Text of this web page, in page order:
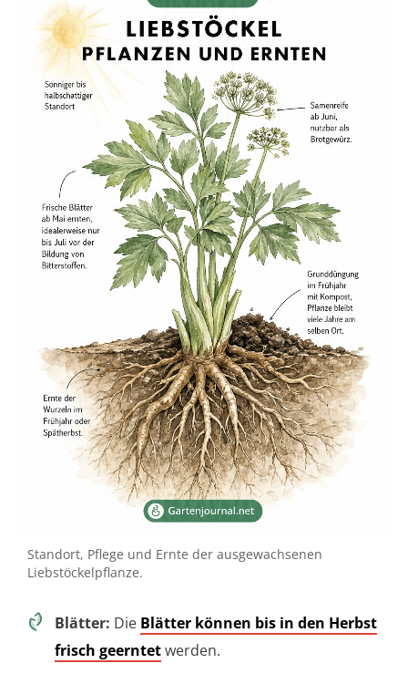
Standort, Pflege und Ernte der ausgewachsenen
Liebstöckelpflanze.
Blätter: Die Blätter können bis in den Herbst
frisch geerntetwerden.